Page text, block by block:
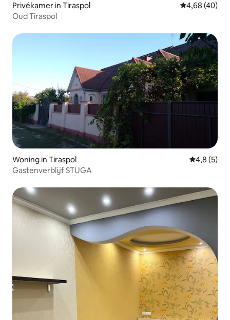
Privékamer in Tiraspol Gemiddelde
4,68 (40)
Oud Tiraspol
Woning in Tiraspol
4,8 (5)
Gastenverblijf STUGA